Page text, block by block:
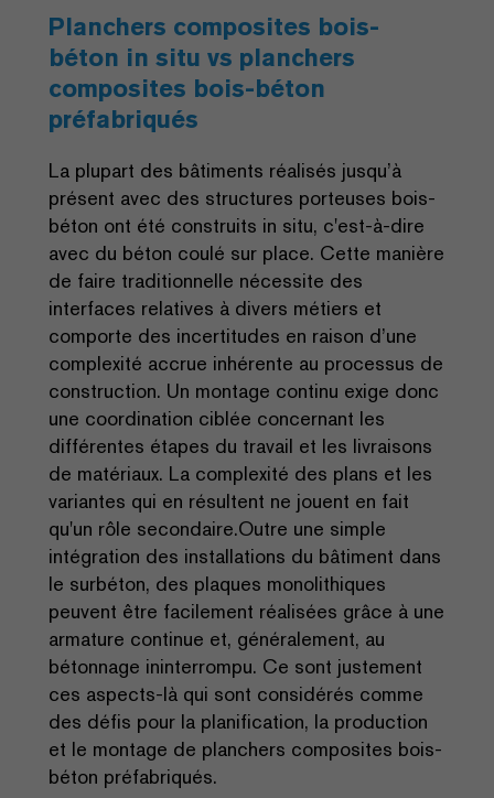
Planchers composites bois-
béton in situ vs planchers
composites bois-béton
préfabriqués
La plupart des bâtiments réalisés jusqu’à
présent avec des structures porteuses bois-
béton ont été construits in situ, c'est-à-dire
avec du béton coulé sur place. Cette manière
de faire traditionnelle nécessite des
interfaces relatives à divers métiers et
comporte des incertitudes en raison d’une
complexité accrue inhérente au processus de
construction. Un montage continu exige donc
une coordination ciblée concernant les
différentes étapes du travail et les livraisons
de matériaux. La complexité des plans et les
variantes qui en résultent ne jouent en fait
qu'un rôle secondaire.Outre une simple
intégration des installations du bâtiment dans
le surbéton, des plaques monolithiques
peuvent être facilement réalisées grâce à une
armature continue et, généralement, au
bétonnage ininterrompu. Ce sont justement
ces aspects-là qui sont considérés comme
des défis pour la planification, la production
et le montage de planchers composites bois-
béton préfabriqués.